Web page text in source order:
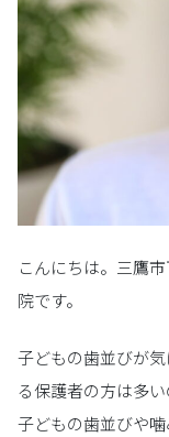
こんにちは。三鷹
院です。
子どもの歯並びが
る保護者の方は多
子どもの歯並びや